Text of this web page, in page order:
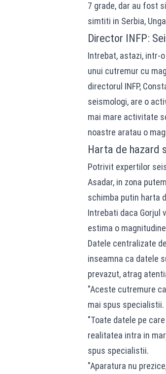
7 grade, dar au fost
simtiti in Serbia,
Director INFP:
Intrebat, astazi, intr-
unui cutremur cu
directorul INFP,
seismologi, are o
mai mare activitate
noastre aratau o
Harta de hazard
Potrivit expertilor
Asadar, in zona
schimba putin harta
Intrebati daca Gorjul
estima o
Datele centralizate
inseamna ca datele
prevazut, atrag
"Aceste cutremure
mai spus specialistii.
"Toate datele pe
realitatea intra in
spus specialistii.
"Aparatura nu